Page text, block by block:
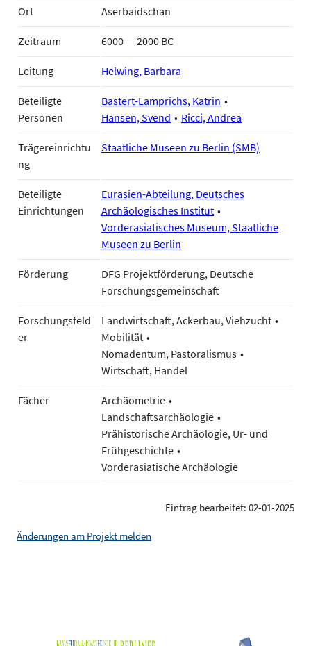
Ort Aserbaidschan
Zeitraum 6000 — 2000 BC
Leitung Helwing, Barbara
Beteiligte
Personen
Bastert-Lamprichs, Katrin
Hansen, Svend
Ricci, Andrea
Trägereinrichtu
ng
Staatliche Museen zu Berlin (SMB)
Beteiligte
Einrichtungen
Eurasien-Abteilung, Deutsches
Archäologisches Institut
Vorderasiatisches Museum, Staatliche
Museen zu Berlin
Förderung
DFG Projektförderung, Deutsche
Forschungsgemeinschaft
Forschungsfeld
er
Landwirtschaft, Ackerbau, Viehzucht
Mobilität
Nomadentum, Pastoralismus
Wirtschaft, Handel
Fächer
Archäometrie
Landschaftsarchäologie
Prähistorische Archäologie, Ur- und
Frühgeschichte
Vorderasiatische Archäologie
Eintrag bearbeitet: 02-01-2025
Änderungen am Projekt melden